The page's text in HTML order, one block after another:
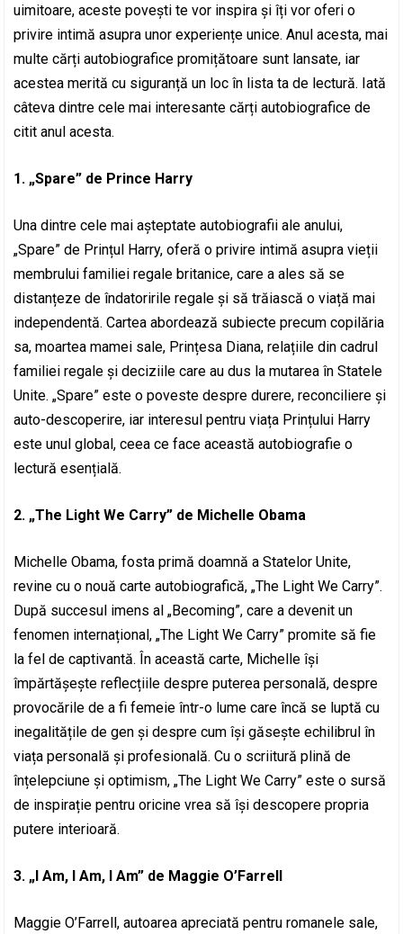
uimitoare, aceste povești te vor inspira și îți vor oferi o
privire intimă asupra unor experiențe unice. Anul acesta, mai
multe cărți autobiografice promițătoare sunt lansate, iar
acestea merită cu siguranță un loc în lista ta de lectură. Iată
câteva dintre cele mai interesante cărți autobiografice de
citit anul acesta.
1. „Spare” de Prince Harry
Una dintre cele mai așteptate autobiografii ale anului,
„Spare” de Prințul Harry, oferă o privire intimă asupra vieții
membrului familiei regale britanice, care a ales să se
distanțeze de îndatoririle regale și să trăiască o viață mai
independentă. Cartea abordează subiecte precum copilăria
sa, moartea mamei sale, Prințesa Diana, relațiile din cadrul
familiei regale și deciziile care au dus la mutarea în Statele
Unite. „Spare” este o poveste despre durere, reconciliere și
auto-descoperire, iar interesul pentru viața Prințului Harry
este unul global, ceea ce face această autobiografie o
lectură esențială.
2. „The Light We Carry” de Michelle Obama
Michelle Obama, fosta primă doamnă a Statelor Unite,
revine cu o nouă carte autobiografică, „The Light We Carry”.
După succesul imens al „Becoming”, care a devenit un
fenomen internațional, „The Light We Carry” promite să fie
la fel de captivantă. În această carte, Michelle își
împărtășește reflecțiile despre puterea personală, despre
provocările de a fi femeie într-o lume care încă se luptă cu
inegalitățile de gen și despre cum își găsește echilibrul în
viața personală și profesională. Cu o scriitură plină de
înțelepciune și optimism, „The Light We Carry” este o sursă
de inspirație pentru oricine vrea să își descopere propria
putere interioară.
3. „I Am, I Am, I Am” de Maggie O’Farrell
Maggie O’Farrell, autoarea apreciată pentru romanele sale,